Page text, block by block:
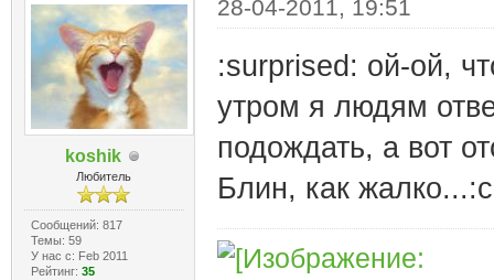
koshik
Любитель
Сообщений: 817
Темы: 59
У нас с: Feb 2011
Рейтинг: 35
28-04-2011, 19:51
:surprised: ой-ой,
утром я людям
подождать, а вот
Блин, как